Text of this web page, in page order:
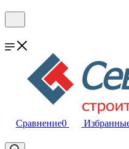
Сравнение0